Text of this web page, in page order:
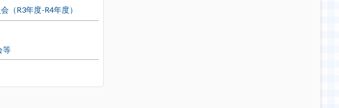
（R3年度-R4年度）
等